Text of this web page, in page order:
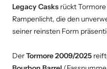
Legacy Casks rückt
Rampenlicht, die den
seiner reinsten Form
DerTormore 2009/2025